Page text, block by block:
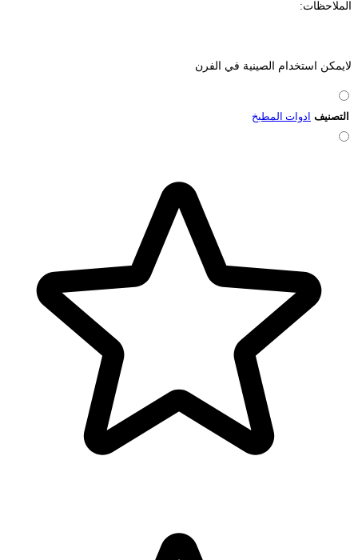
الملاحظات:
لايمكن استخدام الصينية في الفرن
التصنيف ادوات المطبخ